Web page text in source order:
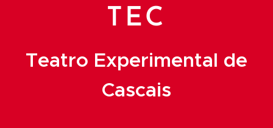
TEC
Teatro Experimental de
Cascais